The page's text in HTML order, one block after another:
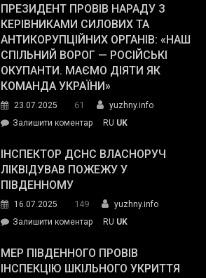
Street
Journal.
Південному
працівникам
ОПЗ
з
матеріального
резерву
гуманітарну
допомогу
ПРЕЗИДЕНТ ПРОВІВ НАРАДУ З
КЕРІВНИКАМИ СИЛОВИХ ТА
АНТИКОРУПЦІЙНИХ ОРГАНІВ: «НАШ
СПІЛЬНИЙ ВОРОГ — РОСІЙСЬКІ
ОКУПАНТИ. МАЄМО ДІЯТИ ЯК
КОМАНДА УКРАЇНИ»
23.07.2025 61
yuzhny.info
Залишити коментарon
провів
нараду
силових
та
органів:
«Наш
RU UK
ІНСПЕКТОР ДСНС ВЛАСНОРУЧ
ЛІКВІДУВАВ ПОЖЕЖУ У
ПІВДЕННОМУ
16.07.2025 149
yuzhny.info
Залишити коментарon
ДСНС
власноруч
RU UK
МЕР ПІВДЕННОГО ПРОВІВ
ІНСПЕКЦІЮ ШКІЛЬНОГО УКРИТТЯ